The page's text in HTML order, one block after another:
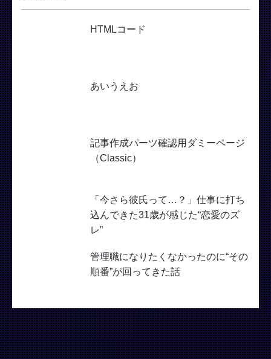
HTMLコード
あいうえお
記事作成パーツ確認用ダミーページ
（Classic）
「今さら彼氏って…？」仕事に打ち
込んできた31歳が感じた“恋愛のズ
レ”
管理職になりたくなかったのに“その
順番”が回ってきた話